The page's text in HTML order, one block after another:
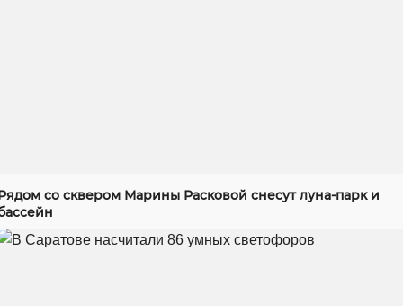
со сквером Марины Расковой снесут луна-парк и